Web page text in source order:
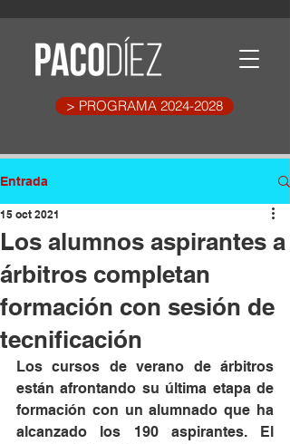
> PROGRAMA 2024-2028
Entrada
Los alumnos aspirantes a
árbitros completan
formación con sesión de
tecnificación
15 oct 2021
Los cursos de verano de árbitros
están afrontando su última etapa de
formación con un alumnado que ha
alcanzado los 190 aspirantes. El